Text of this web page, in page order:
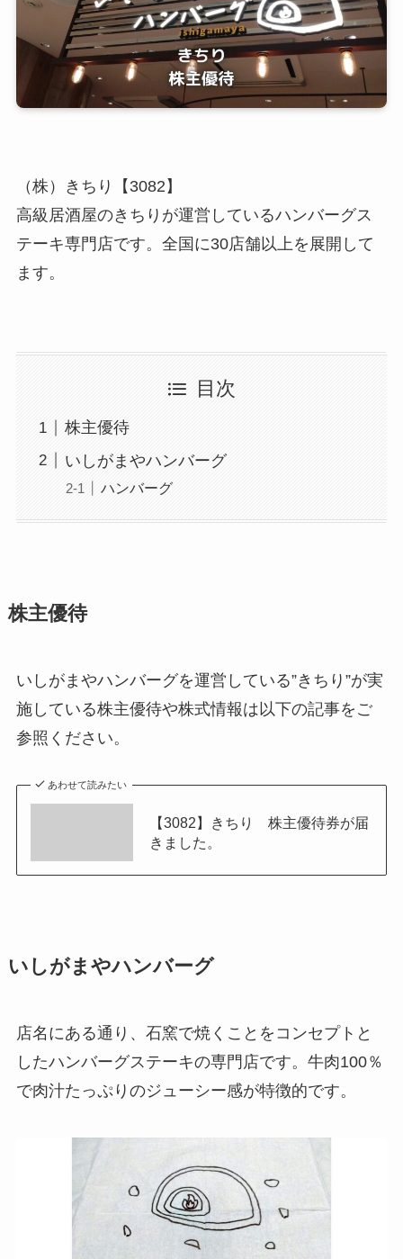
（株）きちり【3082】
高級居酒屋のきちりが運営しているハンバーグス
テーキ専門店です。全国に30店舗以上を展開して
ます。
目次
株主優待
いしがまやハンバーグ
ハンバーグ
株主優待
いしがまやハンバーグを運営している”きちり”が実
施している株主優待や株式情報は以下の記事をご
参照ください。
あわせて読みたい
【3082】きちり 株主優待券が届
きました。
いしがまやハンバーグ
店名にある通り、石窯で焼くことをコンセプトと
したハンバーグステーキの専門店です。牛肉100％
で肉汁たっぷりのジューシー感が特徴的です。